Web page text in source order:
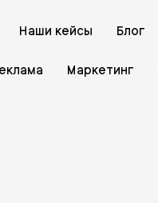
Наши кейсы Блог
Маркетинг